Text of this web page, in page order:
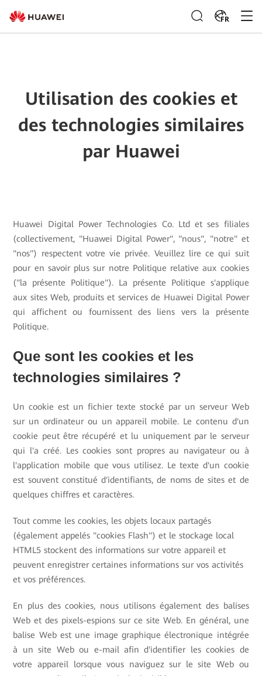
FR
Utilisation des cookies et
des technologies similaires
par Huawei
Huawei Digital Power Technologies Co. Ltd et ses filiales
(collectivement, "Huawei Digital Power", "nous", "notre" et
"nos") respectent votre vie privée. Veuillez lire ce qui suit
pour en savoir plus sur notre Politique relative aux cookies
("la présente Politique"). La présente Politique s'applique
aux sites Web, produits et services de Huawei Digital Power
qui affichent ou fournissent des liens vers la présente
Politique.
Que sont les cookies et les
technologies similaires ?
Un cookie est un fichier texte stocké par un serveur Web
sur un ordinateur ou un appareil mobile. Le contenu d'un
cookie peut être récupéré et lu uniquement par le serveur
qui l'a créé. Les cookies sont propres au navigateur ou à
l'application mobile que vous utilisez. Le texte d'un cookie
est souvent constitué d'identifiants, de noms de sites et de
quelques chiffres et caractères.
Tout comme les cookies, les objets locaux partagés
(également appelés "cookies Flash") et le stockage local
HTML5 stockent des informations sur votre appareil et
peuvent enregistrer certaines informations sur vos activités
et vos préférences.
En plus des cookies, nous utilisons également des balises
Web et des pixels-espions sur ce site Web. En général, une
balise Web est une image graphique électronique intégrée
à un site Web ou e-mail afin d'identifier les cookies de
votre appareil lorsque vous naviguez sur le site Web ou